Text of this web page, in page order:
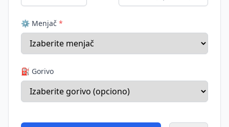
⚙️ Menjač *
⛽ Gorivo